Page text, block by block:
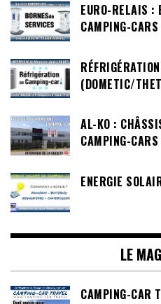
EURO-RELAIS :
CAMPING-CARS
(DOMETIC/
AL-KO :
CAMPING-CARS
ENERGIE
LE
CAMPING-CAR